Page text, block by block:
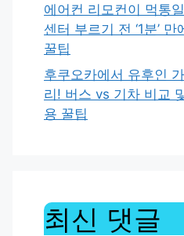
에어컨 리모컨이 먹통
센터 부르기 전 ‘1분’ 만
꿀팁
후쿠오카에서 유후인
리! 버스 vs 기차 비교
용 꿀팁
최신 댓글